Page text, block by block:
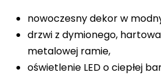
nowoczesny dekor w
drzwi z dymionego,
metalowej ramie,
oświetlenie LED o ciepłej